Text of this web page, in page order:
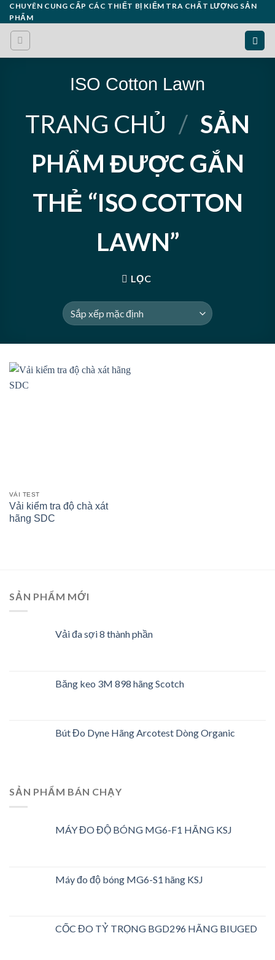
Skip
to
content
CHUYÊN CUNG CẤP CÁC THIẾT BỊ KIỂM TRA CHẤT LƯỢNG SẢN
PHẨM
ISO Cotton Lawn
TRANG CHỦ / SẢN
PHẨM ĐƯỢC GẮN
THẺ “ISO COTTON
LAWN”
LỌC
VẢI TEST
Vải kiểm tra độ chà xát
hãng SDC
SẢN PHẨM MỚI
Vải đa sợi 8 thành phần
Băng keo 3M 898 hãng Scotch
Bút Đo Dyne Hãng Arcotest Dòng Organic
SẢN PHẨM BÁN CHẠY
MÁY ĐO ĐỘ BÓNG MG6-F1 HÃNG KSJ
Máy đo độ bóng MG6-S1 hãng KSJ
CỐC ĐO TỶ TRỌNG BGD296 HÃNG BIUGED